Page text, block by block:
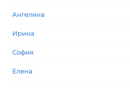
Ангелина
Ирина
София
Елена